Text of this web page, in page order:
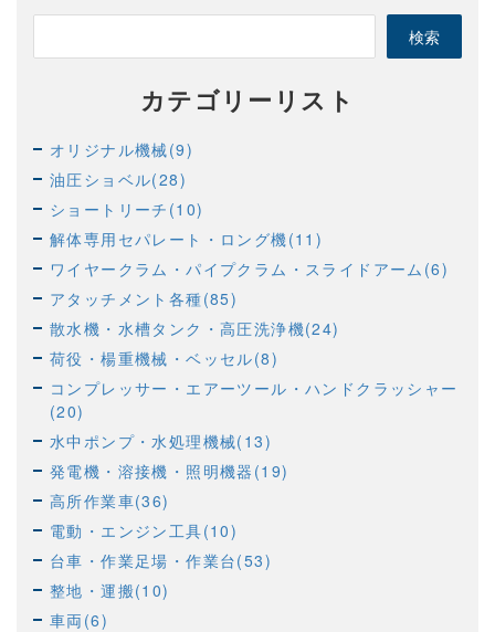
カテゴリーリスト
オリジナル機械(9)
油圧ショベル(28)
ショートリーチ(10)
解体専用セパレート・ロング機(11)
ワイヤークラム・パイプクラム・スライドアーム(6)
アタッチメント各種(85)
散水機・水槽タンク・高圧洗浄機(24)
荷役・楊重機械・ベッセル(8)
コンプレッサー・エアーツール・ハンドクラッシャー
(20)
水中ポンプ・水処理機械(13)
発電機・溶接機・照明機器(19)
高所作業車(36)
電動・エンジン工具(10)
台車・作業足場・作業台(53)
整地・運搬(10)
車両(6)